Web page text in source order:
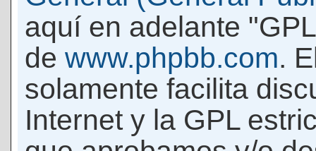
aquí en adelante
de www.phpbb.com.
solamente facilita
Internet y la GPL